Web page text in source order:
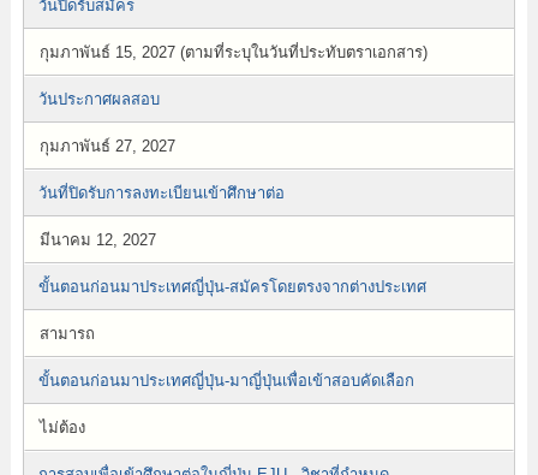
วันปิดรับสมัคร
กุมภาพันธ์ 15, 2027 (ตามที่ระบุในวันที่ประทับตราเอกสาร)
วันประกาศผลสอบ
กุมภาพันธ์ 27, 2027
วันที่ปิดรับการลงทะเบียนเข้าศึกษาต่อ
มีนาคม 12, 2027
ขั้นตอนก่อนมาประเทศญี่ปุ่น-สมัครโดยตรงจากต่างประเทศ
สามารถ
ขั้นตอนก่อนมาประเทศญี่ปุ่น-มาญี่ปุ่นเพื่อเข้าสอบคัดเลือก
ไม่ต้อง